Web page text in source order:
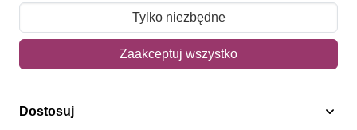
Moje zamówienia
Mój koszyk
Adres dostawy
Polecamy
Tylko niezbędne
Zaakceptuj wszystko
Dostosuj